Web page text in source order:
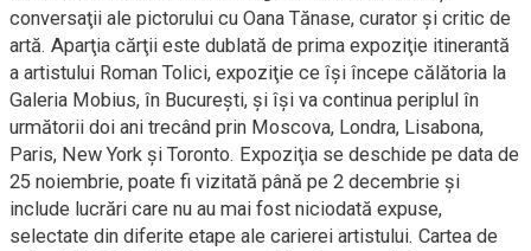
conversaţii ale pictorului cu Oana Tănase, curator şi critic de
artă. Aparţia cărţii este dublată de prima expoziţie itinerantă
a artistului Roman Tolici, expoziţie ce îşi începe călătoria la
Galeria Mobius, în Bucureşti, şi îşi va continua periplul în
următorii doi ani trecând prin Moscova, Londra, Lisabona,
Paris, New York şi Toronto. Expoziţia se deschide pe data de
25 noiembrie, poate fi vizitată până pe 2 decembrie şi
include lucrări care nu au mai fost niciodată expuse,
selectate din diferite etape ale carierei artistului. Cartea de